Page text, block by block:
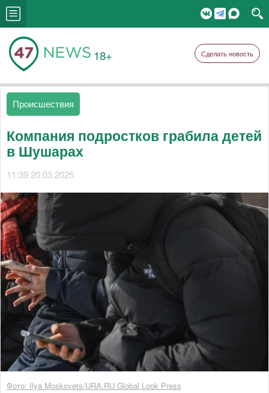
18+ Сделать новость
Происшествия
Компания подростков грабила детей
в Шушарах
11:39 20.03.2025
Фото: Ilya Moskovets/URA.RU Global Look Press